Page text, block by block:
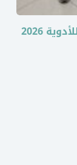
تكريم جمعية التحدي لشركة سبأ فارما للأدوية 2026